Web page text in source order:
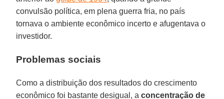
convulsão política, em plena guerra fria, no país
tornava o ambiente econômico incerto e afugentava o
investidor.
Problemas sociais
Como a distribuição dos resultados do crescimento
econômico foi bastante desigual, aconcentração de